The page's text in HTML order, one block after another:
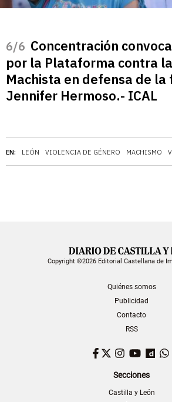
EN: LEÓN VIOLENCIA DE GÉNERO MACHISMO
/6 Concentración
por la Plataforma contra
Machista en defensa de
Jennifer Hermoso.- ICAL
Copyright ©2026 Editorial Castellana de
Quiénes somos
Publicidad
Contacto
RSS
Facebook
TwitterInstagram
Secciones
Castilla y León